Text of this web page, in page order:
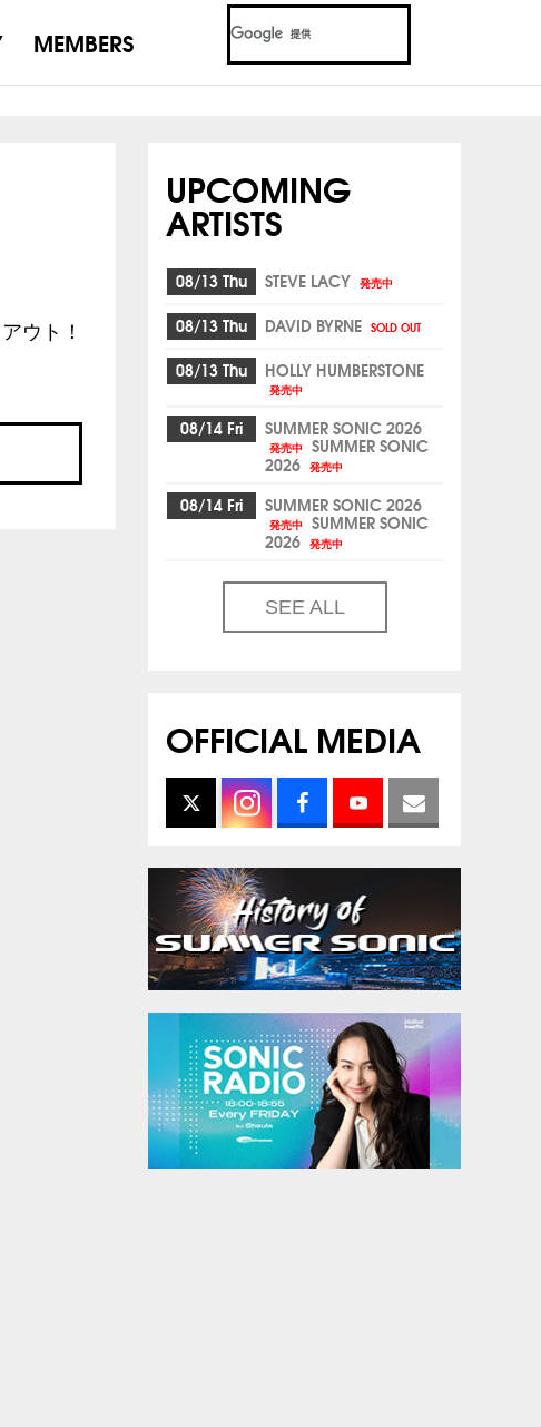
MEMBERS
ウト！
UPCOMING
ARTISTS
08/13 Thu STEVE LACY 発売中
08/13 Thu DAVID BYRNE SOLD OUT
08/13 Thu HOLLY HUMBERSTONE
発売中
08/14 Fri SUMMER SONIC 2026
発売中 SUMMER SONIC
2026 発売中
08/14 Fri SUMMER SONIC 2026
発売中 SUMMER SONIC
2026 発売中
SEE ALL
OFFICIAL MEDIA